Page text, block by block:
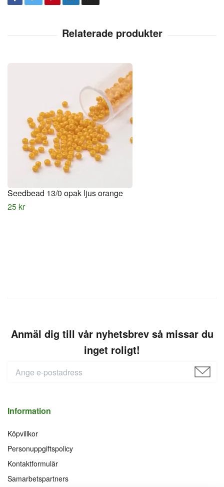
Seedbead 13/0 opak ljus orange
25 kr
Anmäl dig till vår nyhetsbrev så missar du
inget roligt!
Information
Köpvillkor
Personuppgiftspolicy
Kontaktformulär
Samarbetspartners